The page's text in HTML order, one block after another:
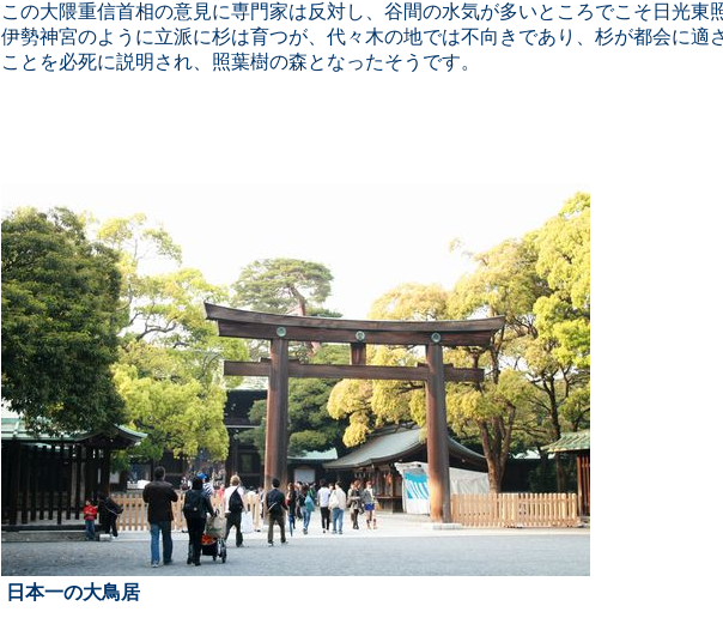
この大隈重信首相の意見に専門家は反対し、谷間の水気が多いところでこそ日光東
伊勢神宮のように立派に杉は育つが、代々木の地では不向きであり、杉が都会に適
ことを必死に説明され、照葉樹の森となったそうです。
日本一の大鳥居